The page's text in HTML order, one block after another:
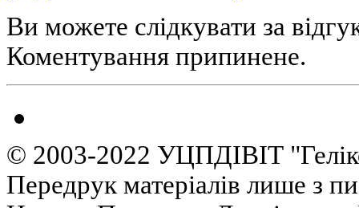
Ви можете слідкувати за
Коментування припинене.
© 2003-2022 УЦПДІВІТ
Передрук матеріалів лише з